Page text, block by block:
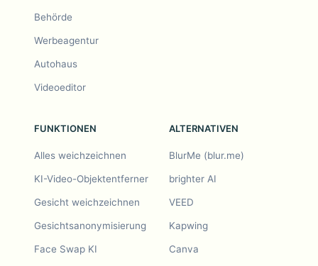
Behörde
Werbeagentur
Autohaus
Videoeditor
FUNKTIONEN
Alles weichzeichnen
KI-Video-Objektentferner
Gesicht weichzeichnen
Gesichtsanonymisierung
Face Swap KI
ALTERNATIVEN
BlurMe (blur.me)
brighter AI
VEED
Kapwing
Canva